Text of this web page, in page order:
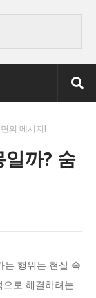
의 메시지!
까? 숨
는 행위는 현실 속
로 해결하려는